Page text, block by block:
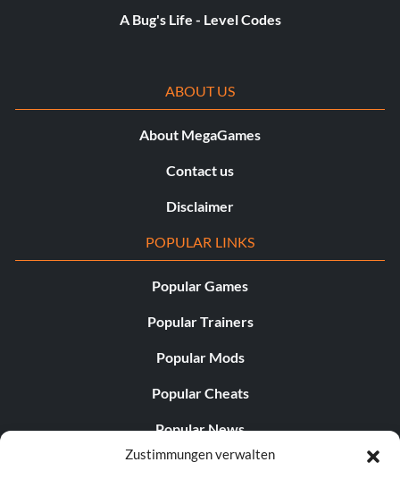
Zustimmungen verwalten
A Bug's Life - Level Codes
ABOUT US
About MegaGames
Contact us
Disclaimer
POPULAR LINKS
Popular Games
Popular Trainers
Popular Mods
Popular Cheats
Popular News
Popular Editorials